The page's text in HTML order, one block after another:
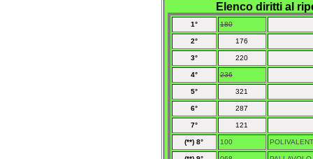
Elenco diritti al
1° 180
2° 176
3° 220
4° 236
5° 321
6° 287
7° 121
(**) 8° 100